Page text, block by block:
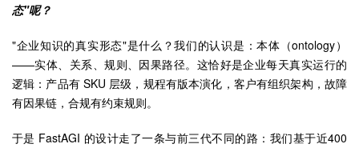
态"呢？
"企业知识的真实形态"是什么？我们的认识是：本体（ontology）
——实体、关系、规则、因果路径。这恰好是企业每天真实运行的
逻辑：产品有 SKU 层级，规程有版本演化，客户有组织架构，故障
有因果链，合规有约束规则。
于是 FastAGI 的设计走了一条与前三代不同的路：我们基于近400